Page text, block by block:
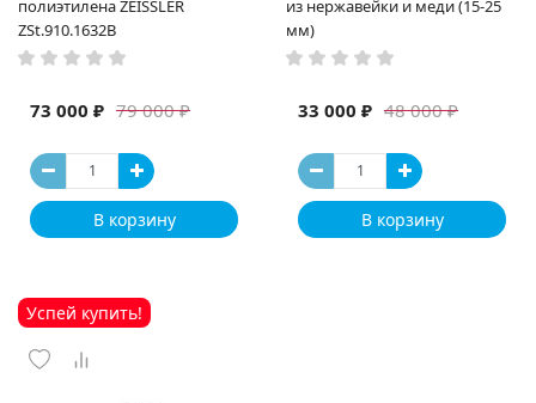
полиэтилена ZEISSLER
ZSt.910.1632B
79 000 ₽
73 000 ₽
В корзину
из нержавейки и меди (15-25
мм)
48 000 ₽
33 000 ₽
В корзину
Успей купить!